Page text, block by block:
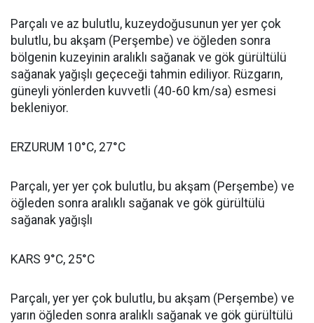
Parçalı ve az bulutlu, kuzeydoğusunun yer yer çok
bulutlu, bu akşam (Perşembe) ve öğleden sonra
bölgenin kuzeyinin aralıklı sağanak ve gök gürültülü
sağanak yağışlı geçeceği tahmin ediliyor. Rüzgarın,
güneyli yönlerden kuvvetli (40-60 km/sa) esmesi
bekleniyor.
ERZURUM 10°C, 27°C
Parçalı, yer yer çok bulutlu, bu akşam (Perşembe) ve
öğleden sonra aralıklı sağanak ve gök gürültülü
sağanak yağışlı
KARS 9°C, 25°C
Parçalı, yer yer çok bulutlu, bu akşam (Perşembe) ve
yarın öğleden sonra aralıklı sağanak ve gök gürültülü